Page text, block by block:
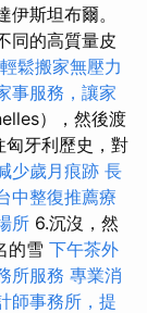
斯坦布爾。
同的高質量皮
鬆搬家無壓力
事服務，讓家
），然後渡
牙利歷史，對
少歲月痕跡 長
中整復推薦療
所 6.沉沒，然
的雪 下午茶外
所服務 專業消
師事務所，提